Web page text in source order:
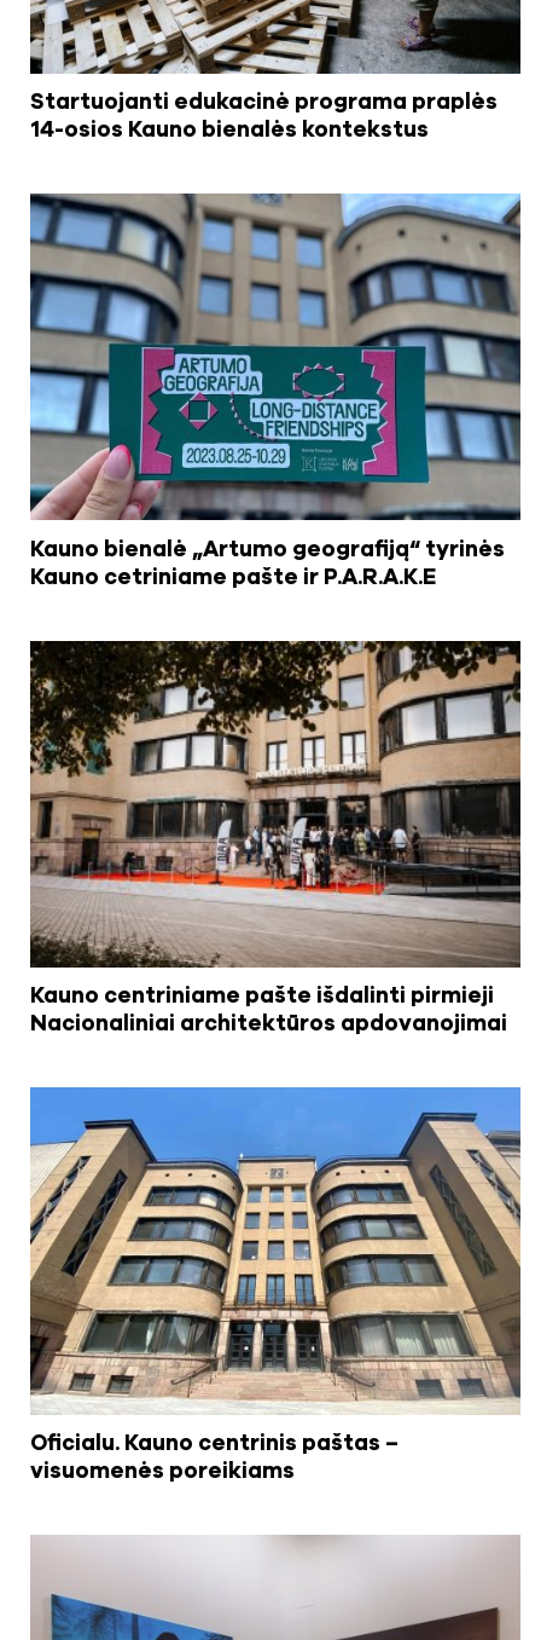
Startuojanti edukacinė programa praplės
14-osios Kauno bienalės kontekstus
Kauno bienalė „Artumo geografiją“ tyrinės
Kauno cetriniame pašte ir P.A.R.A.K.E
Kauno centriniame pašte išdalinti pirmieji
Nacionaliniai architektūros apdovanojimai
Oficialu. Kauno centrinis paštas –
visuomenės poreikiams